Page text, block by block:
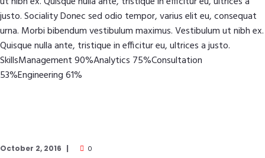
justo. Sociality Donec sed odio tempor, varius elit eu, consequat
urna. Morbi bibendum vestibulum maximus. Vestibulum ut nibh ex.
Quisque nulla ante, tristique in efficitur eu, ultrices a justo.
SkillsManagement 90%Analytics 75%Consultation
53%Engineering 61%
October 2, 2016 0